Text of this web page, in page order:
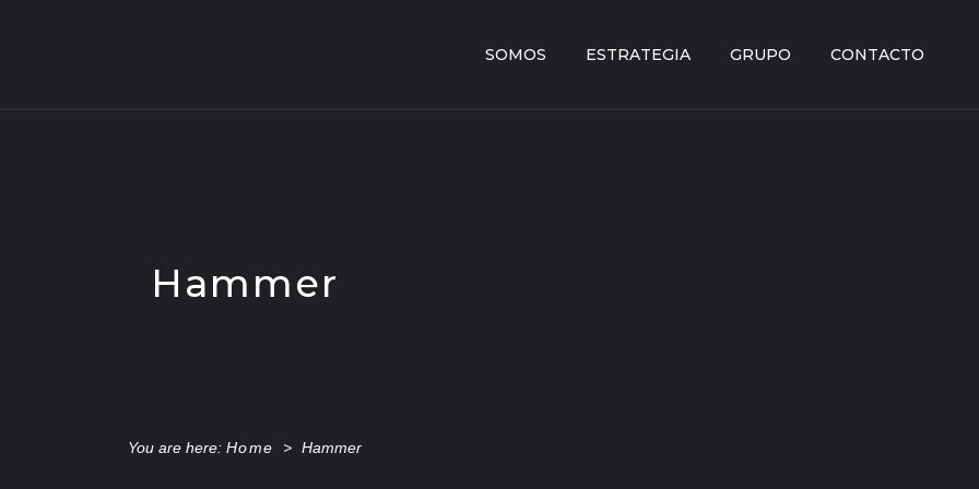
SOMOS ESTRATEGIA GRUPO CONTACTO
Hammer
You are here: Home > Hammer